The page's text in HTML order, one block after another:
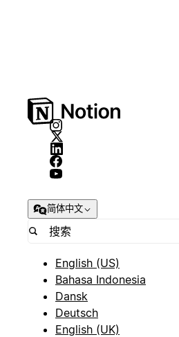
简体中文
English (US)
Bahasa Indonesia
Dansk
Deutsch
English (UK)